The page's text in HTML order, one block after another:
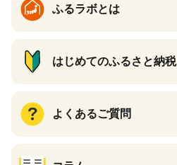
ふるラボとは
はじめてのふるさと納税
よくあるご質問